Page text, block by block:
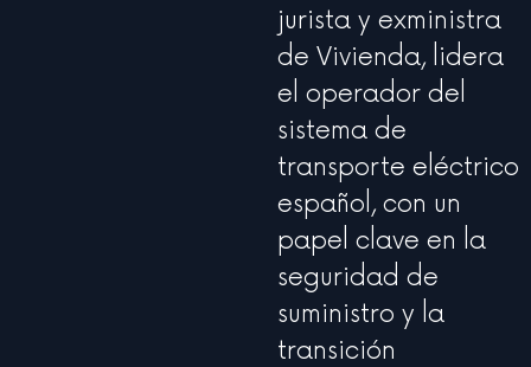
jurista y exministra
de Vivienda, lidera
el operador del
sistema de
transporte eléctrico
español, con un
papel clave en la
seguridad de
suministro y la
transición